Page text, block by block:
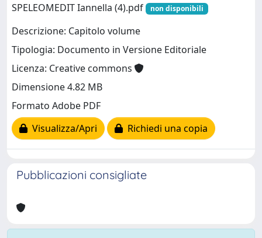
SPELEOMEDIT Iannella (4).pdf
non disponibili
Descrizione: Capitolo volume
Tipologia: Documento in Versione Editoriale
Licenza: Creative commons
Dimensione 4.82 MB
Formato Adobe PDF
Visualizza/Apri
Richiedi una copia
Pubblicazioni consigliate